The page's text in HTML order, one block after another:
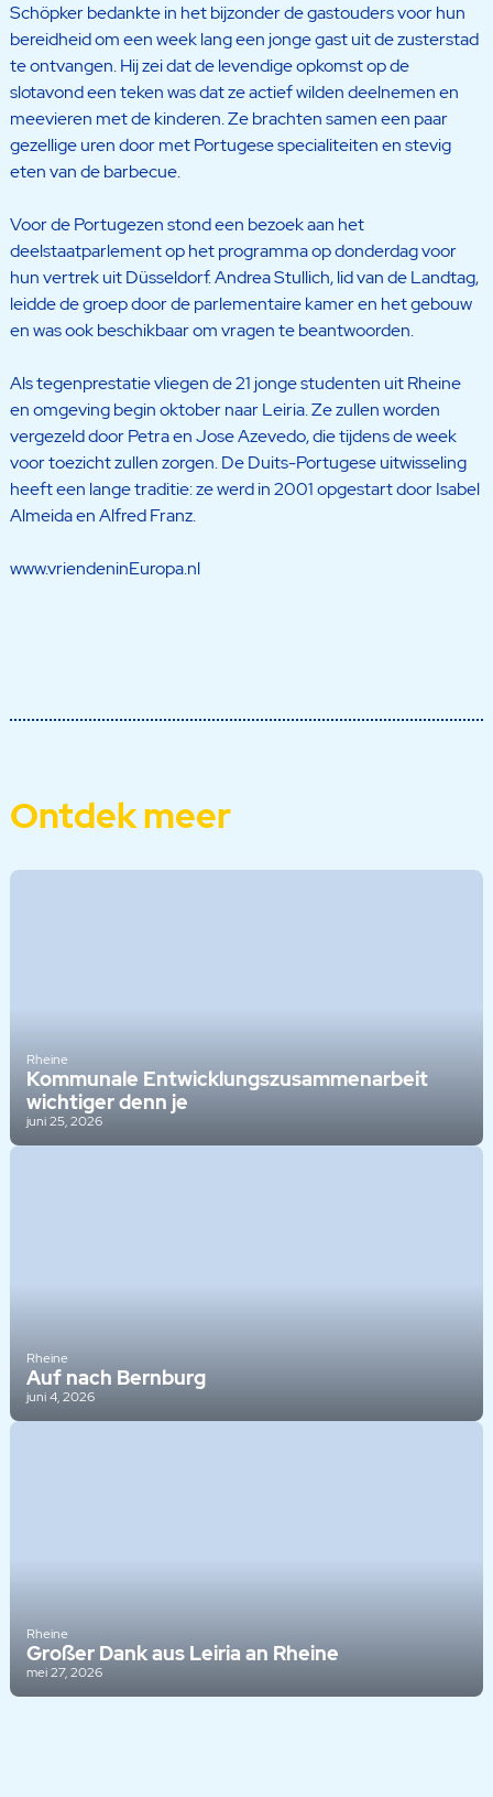
Schöpker bedankte in het bijzonder de gastouders voor hun
bereidheid om een week lang een jonge gast uit de zusterstad
te ontvangen. Hij zei dat de levendige opkomst op de
slotavond een teken was dat ze actief wilden deelnemen en
meevieren met de kinderen. Ze brachten samen een paar
gezellige uren door met Portugese specialiteiten en stevig
eten van de barbecue.
Voor de Portugezen stond een bezoek aan het
deelstaatparlement op het programma op donderdag voor
hun vertrek uit Düsseldorf. Andrea Stullich, lid van de Landtag,
leidde de groep door de parlementaire kamer en het gebouw
en was ook beschikbaar om vragen te beantwoorden.
Als tegenprestatie vliegen de 21 jonge studenten uit Rheine
en omgeving begin oktober naar Leiria. Ze zullen worden
vergezeld door Petra en Jose Azevedo, die tijdens de week
voor toezicht zullen zorgen. De Duits-Portugese uitwisseling
heeft een lange traditie: ze werd in 2001 opgestart door Isabel
Almeida en Alfred Franz.
www.vriendeninEuropa.nl
Ontdek meer
Rheine
Kommunale Entwicklungszusammenarbeit
wichtiger denn je
juni 25, 2026
Rheine
Auf nach Bernburg
juni 4, 2026
Rheine
Großer Dank aus Leiria an Rheine
mei 27, 2026